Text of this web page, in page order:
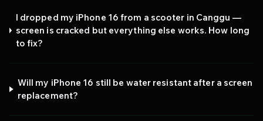
I dropped my iPhone 16 from a scooter in Canggu —
screen is cracked but everything else works. How long
to fix?
Will my iPhone 16 still be water resistant after a screen
replacement?